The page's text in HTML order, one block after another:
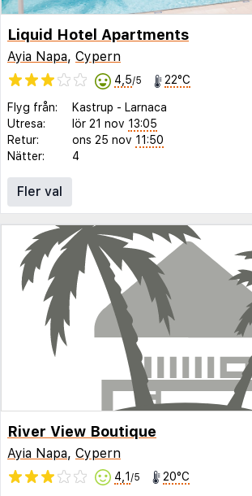
Liquid Hotel Apartments
Ayia Napa, Cypern
4,5/5 22°C
Flyg från: Kastrup - Larnaca
Utresa:
lör 21 nov 13:05
Retur:
ons 25 nov 11:50
Nätter:
4
Fler val
River View Boutique
Ayia Napa, Cypern
4,1 /5 20°C